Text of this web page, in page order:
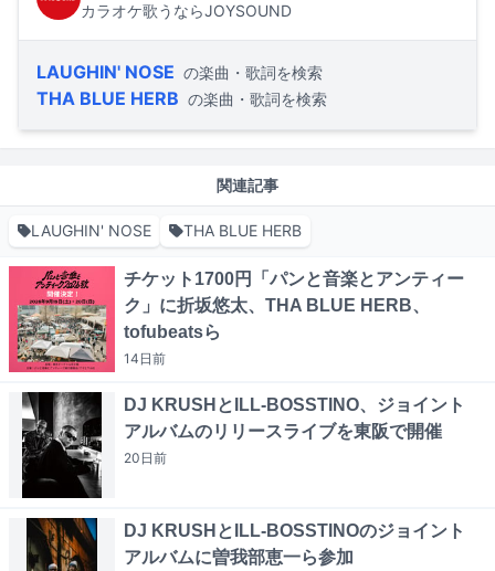
カラオケ歌うならJOYSOUND
LAUGHIN' NOSE の楽曲・歌詞を検索
THA BLUE HERB の楽曲・歌詞を検索
関連記事
LAUGHIN' NOSE THA BLUE HERB
チケット1700円「パンと音楽とアンティー
ク」に折坂悠太、THA BLUE HERB、
tofubeatsら
14日前
DJ KRUSHとILL-BOSSTINO、ジョイント
アルバムのリリースライブを東阪で開催
20日前
DJ KRUSHとILL-BOSSTINOのジョイント
アルバムに曽我部恵一ら参加